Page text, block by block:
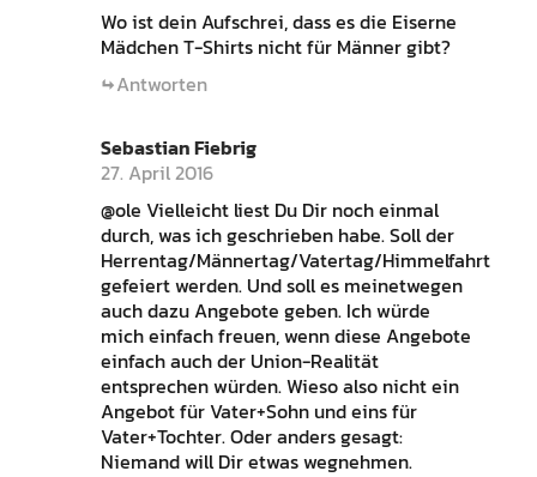
Wo ist dein Aufschrei, dass es die Eiserne
Mädchen T-Shirts nicht für Männer gibt?
Antworten
Sebastian Fiebrig
27. April 2016
@ole Vielleicht liest Du Dir noch einmal
durch, was ich geschrieben habe. Soll der
Herrentag/Männertag/Vatertag/Himmelfahrt
gefeiert werden. Und soll es meinetwegen
auch dazu Angebote geben. Ich würde
mich einfach freuen, wenn diese Angebote
einfach auch der Union-Realität
entsprechen würden. Wieso also nicht ein
Angebot für Vater+Sohn und eins für
Vater+Tochter. Oder anders gesagt:
Niemand will Dir etwas wegnehmen.